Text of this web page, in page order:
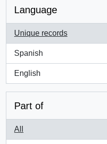
Language
Unique records
, 43737 results
Spanish
, 43737 results
English
, 3 results
Part of
All